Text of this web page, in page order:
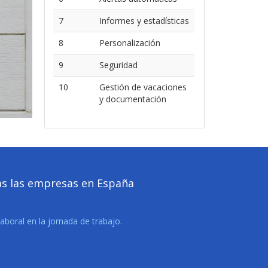
7
Informes y estadísticas
8
Personalización
9
Seguridad
10
Gestión de vacaciones
y documentación
las empresas en España
en la jornada de trabajo.